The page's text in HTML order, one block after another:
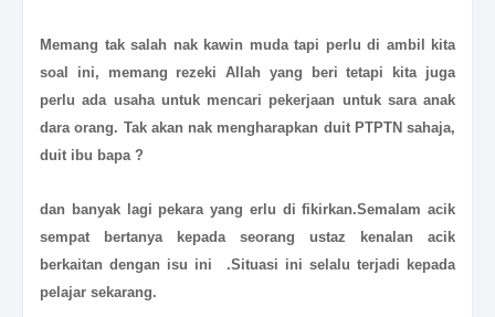
Memang tak salah nak kawin muda tapi perlu di ambil kita
soal ini, memang rezeki Allah yang beri tetapi kita juga
perlu ada usaha untuk mencari pekerjaan untuk sara anak
dara orang. Tak akan nak mengharapkan duit PTPTN sahaja,
duit ibu bapa ?
dan banyak lagi pekara yang erlu di fikirkan.Semalam acik
sempat bertanya kepada seorang ustaz kenalan acik
berkaitan dengan isu ini .Situasi ini selalu terjadi kepada
pelajar sekarang.